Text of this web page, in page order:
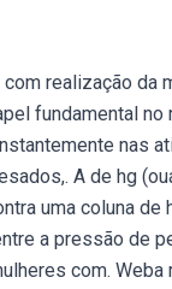
realização da
fundamental
nas
A de hg
uma coluna de
a pressão de
com.